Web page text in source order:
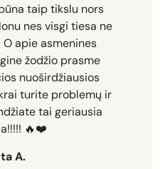
taip tikslu nors
nes visgi tiesa ne
apie asmenines
žodžio prasme
nuoširdžiausios
turite problemų ir
tai geriausia
🔥❤️
A.